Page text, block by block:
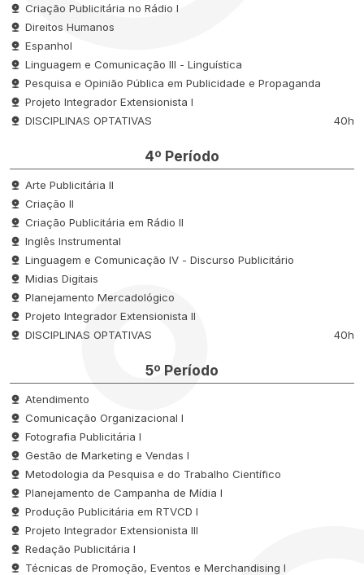
Criação Publicitária no Rádio I
Direitos Humanos
Espanhol
Linguagem e Comunicação III - Linguística
Pesquisa e Opinião Pública em Publicidade e Propaganda
Projeto Integrador Extensionista I
DISCIPLINAS OPTATIVAS
40h
4º Período
Arte Publicitária II
Criação II
Criação Publicitária em Rádio II
Inglês Instrumental
Linguagem e Comunicação IV - Discurso Publicitário
Midias Digitais
Planejamento Mercadológico
Projeto Integrador Extensionista II
DISCIPLINAS OPTATIVAS
40h
5º Período
Atendimento
Comunicação Organizacional I
Fotografia Publicitária I
Gestão de Marketing e Vendas I
Metodologia da Pesquisa e do Trabalho Científico
Planejamento de Campanha de Mídia I
Produção Publicitária em RTVCD I
Projeto Integrador Extensionista III
Redação Publicitária I
Técnicas de Promoção, Eventos e Merchandising I